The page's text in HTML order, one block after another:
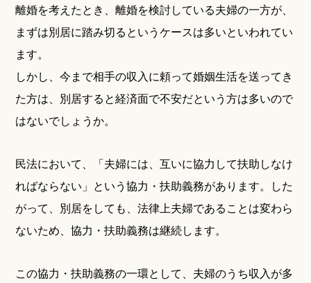
離婚を考えたとき、離婚を検討している夫婦の一方が、
まずは別居に踏み切るというケースは多いといわれてい
ます。
しかし、今まで相手の収入に頼って婚姻生活を送ってき
た方は、別居すると経済面で不安だという方は多いので
はないでしょうか。
民法において、「夫婦には、互いに協力して扶助しなけ
ればならない」という協力・扶助義務があります。した
がって、別居をしても、法律上夫婦であることは変わら
ないため、協力・扶助義務は継続します。
この協力・扶助義務の一環として、夫婦のうち収入が多